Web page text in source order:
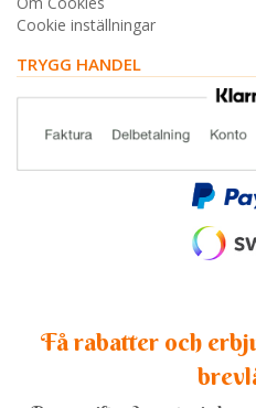
Cookie inställningar
TRYGG HANDEL
Få rabatter och